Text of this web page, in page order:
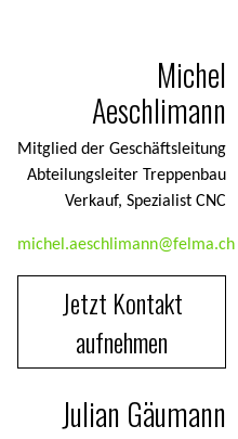
Michel
Aeschlimann
Mitglied der Geschäftsleitung
Abteilungsleiter Treppenbau
Verkauf, Spezialist CNC
michel.aeschlimann@felma.ch
Jetzt Kontakt
aufnehmen
Julian Gäumann